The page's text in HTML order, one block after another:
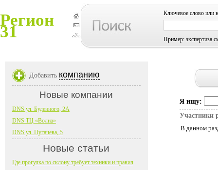
Регион
31
Ключевое слово или
Пример: экспертиза
Я ищу:
Участники
В данном
Добавить компанию
Новые компании
DNS ул. Буденного, 2А
DNS ТЦ «Волна»
DNS ул. Пугачева, 5
Новые статьи
Где прогулка по склону требует техники и правил